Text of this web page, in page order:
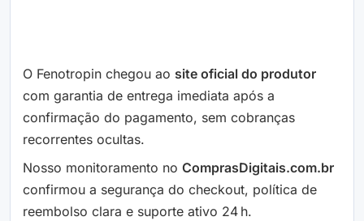
O Fenotropin chegou ao site oficial do produtor
com garantia de entrega imediata após a
confirmação do pagamento, sem cobranças
recorrentes ocultas.
Nosso monitoramento no ComprasDigitais.com.br
confirmou a segurança do checkout, política de
reembolso clara e suporte ativo 24 h.